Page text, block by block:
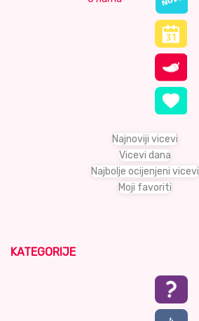
Najnoviji vicevi
Vicevi dana
Najbolje ocijenjeni vicevi
Moji favoriti
KATEGORIJE